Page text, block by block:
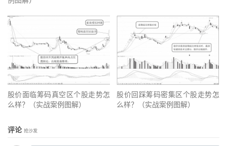
股价面临筹码真空区个股走势怎
么样？（实战案例图解）
股价回踩筹码密集区个股走势怎
么样？（实战案例图解）
评论 抢沙发